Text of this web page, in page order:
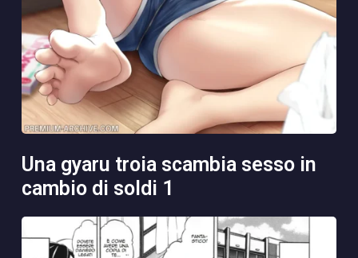
una gyaru troia scambia sesso in
cambio di soldi 1